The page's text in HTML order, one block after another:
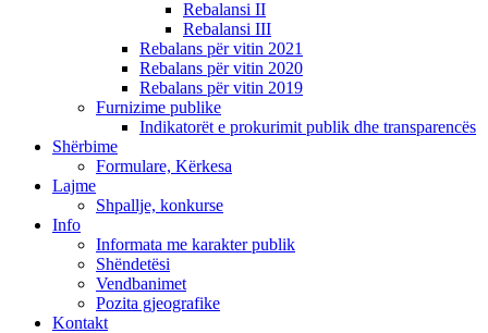
Rebalansi II
Rebalansi III
Rebalans për vitin 2021
Rebalans për vitin 2020
Rebalans për vitin 2019
Furnizime publike
Indikatorët e prokurimit publik dhe transparencës
Shërbime
Formulare, Kërkesa
Lajme
Shpallje, konkurse
Info
Informata me karakter publik
Shëndetësi
Vendbanimet
Pozita gjeografike
Kontakt